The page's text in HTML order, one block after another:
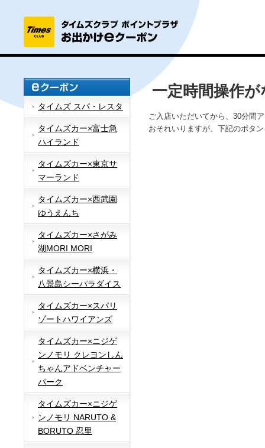
タイムズ スパ・レスタ
タイムズカー×富士急
ハイランド
タイムズカー×東京サ
マーランド
タイムズカー×西武園
ゆうえんち
タイムズカー×さがみ
湖MORI MORI
タイムズカー×横浜・
八景島シーパラダイス
タイムズカー×スパリ
ゾートハワイアンズ
タイムズカー×ニジゲ
ンノモリ クレヨンしん
ちゃんアドベンチャー
パーク
タイムズカー×ニジゲ
ンノモリ NARUTO &
BORUTO 忍里
一定時間操作
ご入店いただいてから、30分間
おそれいりますが、下記のボタ